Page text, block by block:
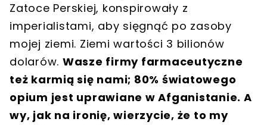
Zatoce Perskiej, konspirowały z
imperialistami, aby sięgnąć po zasoby
mojej ziemi. Ziemi wartości 3 bilionów
dolarów. Wasze firmy farmaceutyczne
też karmią się nami; 80% światowego
opium jest uprawiane w Afganistanie. A
wy, jak na ironię, wierzycie, że to my